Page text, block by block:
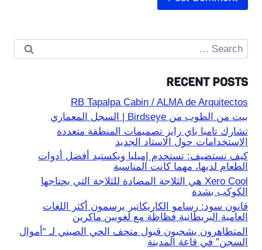
Search
for:
RECENT POSTS
RB Tapalpa Cabin / ALMA de Arquitectos
بيت من الطوب من Birdseye | السجل المعماري
تشارك تامبا باي رايز تصميمات المنطقة متعددة
الاستخدامات حول الاستاد الجديد
كيف نستضيف: تستخدم إميليا ويكستيد أفضل أدوات
الطعام لديها، مهما كانت المناسبة
Xero Cool هي الثلاجة المضادة للثلاجة التي يحتاجها
الكوكب بشدة
قانون سود: رسامو الكاريكاتير يرسمون أكثر اللغات
العامية البريطانية فظاظة مع لغويين ماكرين
المتظاهرون يشجبون قبول متحف الحي الصيني لـ “أموال
السجن” في قاعة المدينة